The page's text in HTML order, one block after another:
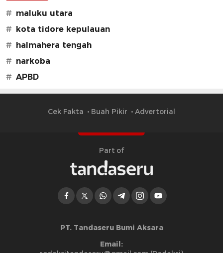
# maluku utara
# kota tidore kepulauan
# halmahera tengah
# narkoba
# APBD
Cek Fakta Buah Pikir Advertorial
Part of
PT. Tandaseru Bumi Aksara
Email: